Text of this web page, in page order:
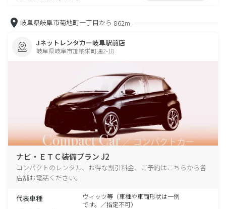
岐阜県岐阜市菊地町一丁目から 862m
Jネットレンタカー岐阜駅前店
岐阜県岐阜市加納栄町通2-18
ナビ・ＥＴＣ装備プラン J2
コンパクトのレンタル、お得な割引料金、ご予約はこちらから各
店舗お電話ください。
代表車種
ヴィッツ等（車種や車両形状は一例
です。／指定不可）